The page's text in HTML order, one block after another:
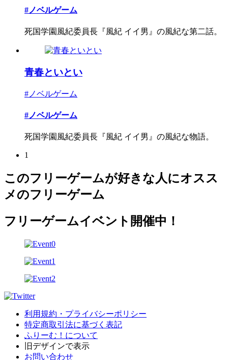
#ノベルゲーム
死国学園風紀委員長『風紀 イイ男』の風紀な第二話。
青春といとい
#ノベルゲーム
#ノベルゲーム
死国学園風紀委員長『風紀 イイ男』の風紀な物語。
1
このフリーゲームが好きな人にオスス
メのフリーゲーム
フリーゲームイベント開催中！
利用規約・プライバシーポリシー
特定商取引法に基づく表記
ふりーむ！について
旧デザインで表示
お問い合わせ